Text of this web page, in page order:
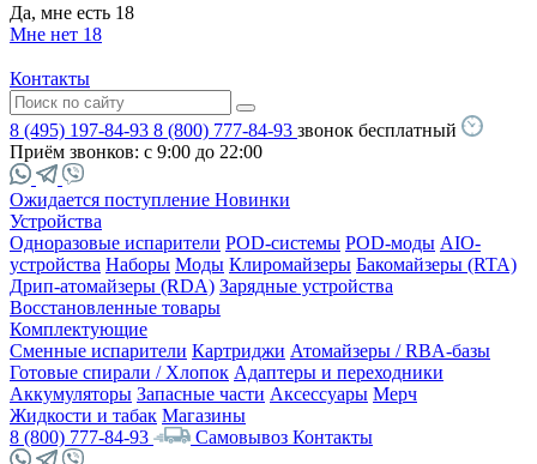
Да, мне есть 18
Мне нет 18
Контакты
8 (495) 197-84-93 8 (800) 777-84-93 звонок бесплатный
Приём звонков: с 9:00 до 22:00
Ожидается поступление Новинки
Устройства
Одноразовые испарители POD-системы POD-моды AIO-
устройства Наборы Моды Клиромайзеры Бакомайзеры (RTA)
Дрип-атомайзеры (RDA) Зарядные устройства
Восстановленные товары
Комплектующие
Сменные испарители Картриджи Атомайзеры / RBA-базы
Готовые спирали / Хлопок Адаптеры и переходники
Аккумуляторы Запасные части Аксессуары Мерч
Жидкости и табак Магазины
8 (800) 777-84-93
Самовывоз Контакты